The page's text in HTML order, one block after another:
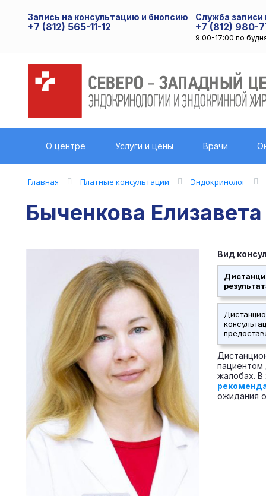
Запись на консультацию и биопсию
+7 (812) 565-11-12
Служба записи
+7 (812) 980-
9:00-17:00 по
О центре Услуги и цены Врачи
Главная Платные консультации Эндокринолог
Быченкова
Вид
пациентом
жалобах. В
ожидания